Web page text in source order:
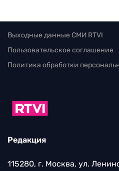
Выходные данные СМИ RTVI
Пользовательское соглашение
Политика обработки
Редакция
115280, г. Москва, ул.